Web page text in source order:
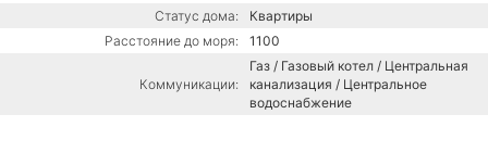
Статус дома:
Квартиры
Расстояние до моря:
1100
Коммуникации:
Газ / Газовый котел / Центральная
канализация / Центральное
водоснабжение